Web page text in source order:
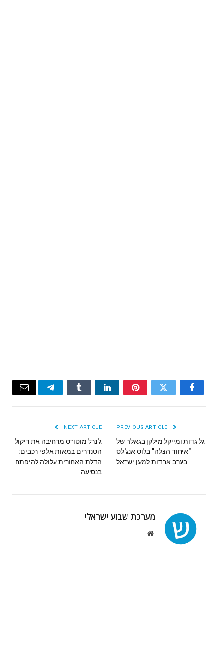
Facebook
Twitter
Pinterest
LinkedIn
Tumblr
Telegram
Email
גל גדות ומייקל מילקן בגאלה של
"איחוד הצלה" בלוס אנג'לס
בערב אחדות למען ישראל
NEXT ARTICLE
ג'נרל מוטורס מרחיבה את ריקול
הטנדרים במאות אלפי רכבים:
הדלת האחורית עלולה להיפתח
בנסיעה
מערכת שבוע ישראלי
Website